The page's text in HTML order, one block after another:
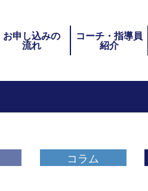
お申し込みの
流れ
コーチ・指導員
紹介
コラム